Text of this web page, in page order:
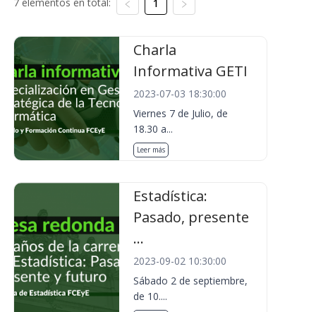
1
Charla
Informativa GETI
2023-07-03 18:30:00
Viernes 7 de Julio, de
18.30 a...
Leer más
Estadística:
Pasado, presente
...
2023-09-02 10:30:00
Sábado 2 de septiembre,
de 10....